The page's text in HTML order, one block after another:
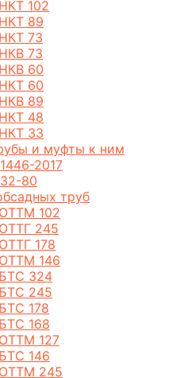
102
89
73
73
60
60
89
48
33
и муфты к ним
2017
80
труб
102
245
178
146
324
245
178
168
127
146
245